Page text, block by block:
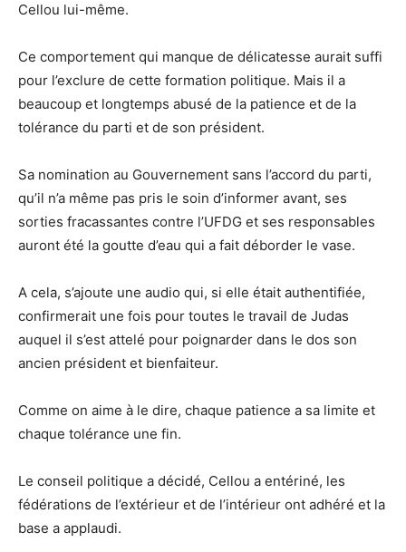
Cellou lui-même.
Ce comportement qui manque de délicatesse aurait suffi
pour l’exclure de cette formation politique. Mais il a
beaucoup et longtemps abusé de la patience et de la
tolérance du parti et de son président.
Sa nomination au Gouvernement sans l’accord du parti,
qu’il n’a même pas pris le soin d’informer avant, ses
sorties fracassantes contre l’UFDG et ses responsables
auront été la goutte d’eau qui a fait déborder le vase.
A cela, s’ajoute une audio qui, si elle était authentifiée,
confirmerait une fois pour toutes le travail de Judas
auquel il s’est attelé pour poignarder dans le dos son
ancien président et bienfaiteur.
Comme on aime à le dire, chaque patience a sa limite et
chaque tolérance une fin.
Le conseil politique a décidé, Cellou a entériné, les
fédérations de l’extérieur et de l’intérieur ont adhéré et la
base a applaudi.